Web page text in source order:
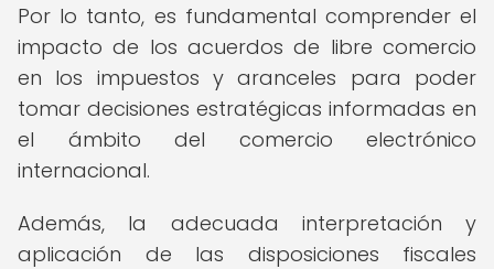
Por lo tanto, es fundamental comprender el
impacto de los acuerdos de libre comercio
en los impuestos y aranceles para poder
tomar decisiones estratégicas informadas en
el ámbito del comercio electrónico
internacional.
Además, la adecuada interpretación y
aplicación de las disposiciones fiscales